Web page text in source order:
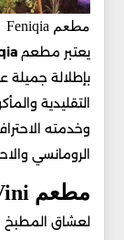
مطعم Feniqia
يعتبر مطعم Feniqia
بإطلالة جميلة
التقليدية
وخدمته
الرومانسي
مطعم Sapori E Vini
لعشاق المطبخ